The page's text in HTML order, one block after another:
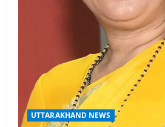
UTTARAKHAND NEWS